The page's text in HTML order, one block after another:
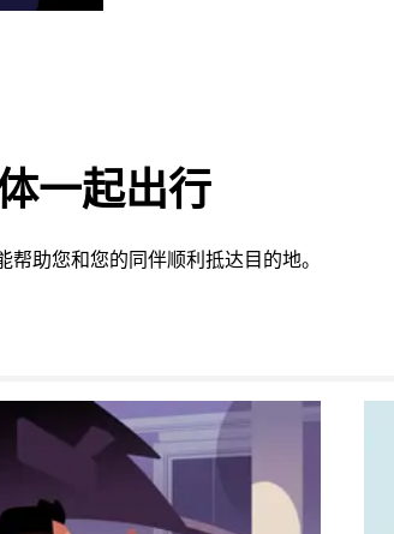
一起出行
助您和您的同伴顺利抵达目的地。